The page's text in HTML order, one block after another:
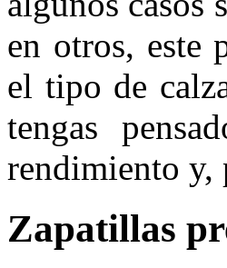
en otros, este
el tipo de
tengas
rendimiento y,
Zapatillas